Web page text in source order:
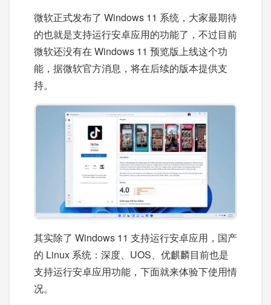
微软正式发布了 Windows 11 系统，大家最期待
的也就是支持运行安卓应用的功能了，不过目前
微软还没有在 Windows 11 预览版上线这个功
能，据微软官方消息，将在后续的版本提供支
持。
其实除了 Windows 11 支持运行安卓应用，国产
的 Linux 系统：深度、UOS、优麒麟目前也是
支持运行安卓应用功能，下面就来体验下使用情
况。